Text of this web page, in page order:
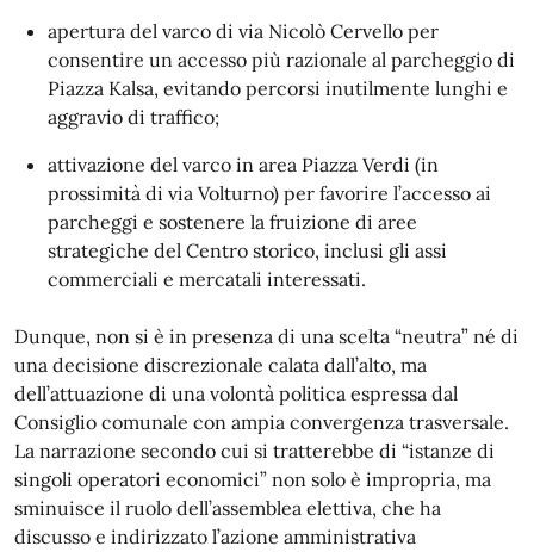
apertura del varco di via Nicolò Cervello per
consentire un accesso più razionale al parcheggio di
Piazza Kalsa, evitando percorsi inutilmente lunghi e
aggravio di traffico;
attivazione del varco in area Piazza Verdi (in
prossimità di via Volturno) per favorire l’accesso ai
parcheggi e sostenere la fruizione di aree
strategiche del Centro storico, inclusi gli assi
commerciali e mercatali interessati.
Dunque, non si è in presenza di una scelta “neutra” né di
una decisione discrezionale calata dall’alto, ma
dell’attuazione di una volontà politica espressa dal
Consiglio comunale con ampia convergenza trasversale.
La narrazione secondo cui si tratterebbe di “istanze di
singoli operatori economici” non solo è impropria, ma
sminuisce il ruolo dell’assemblea elettiva, che ha
discusso e indirizzato l’azione amministrativa